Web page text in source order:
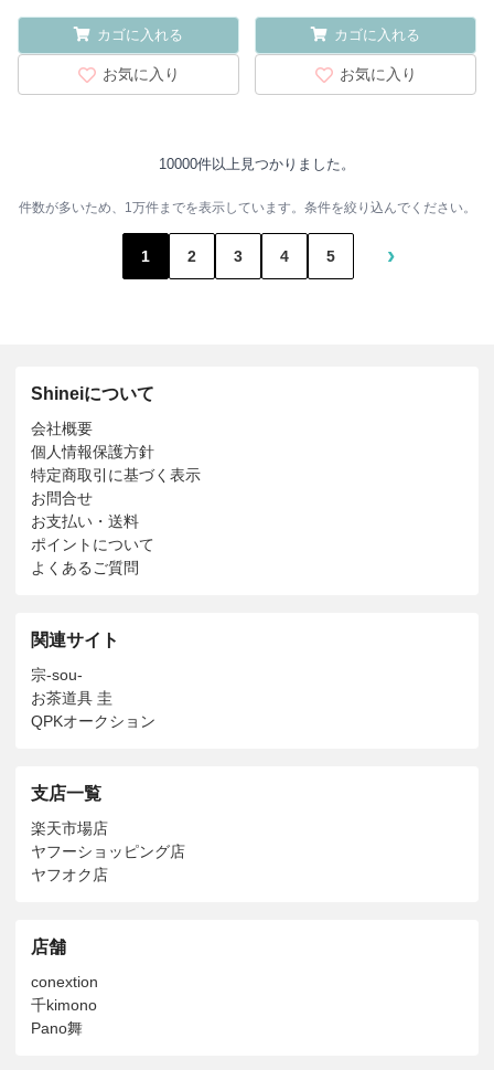
カゴに入れる
お気に入り
カゴに入れる
お気に入り
10000件以上見つかりました。
件数が多いため、1万件までを表示しています。条件を絞り込んでください。
1 2 3 4 5 ›
Shineiについて
会社概要
個人情報保護方針
特定商取引に基づく表示
お問合せ
お支払い・送料
ポイントについて
よくあるご質問
関連サイト
宗-sou-
お茶道具 圭
QPKオークション
支店一覧
楽天市場店
ヤフーショッピング店
ヤフオク店
店舗
conextion
千kimono
Pano舞